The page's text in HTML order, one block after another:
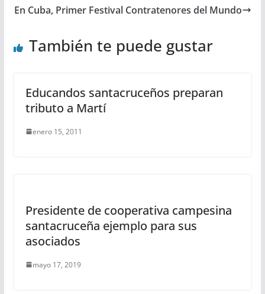
En Cuba, Primer Festival Contratenores del Mundo
También te puede gustar
Educandos santacruceños preparan
tributo a Martí
enero 15, 2011
Presidente de cooperativa campesina
santacruceña ejemplo para sus
asociados
mayo 17, 2019